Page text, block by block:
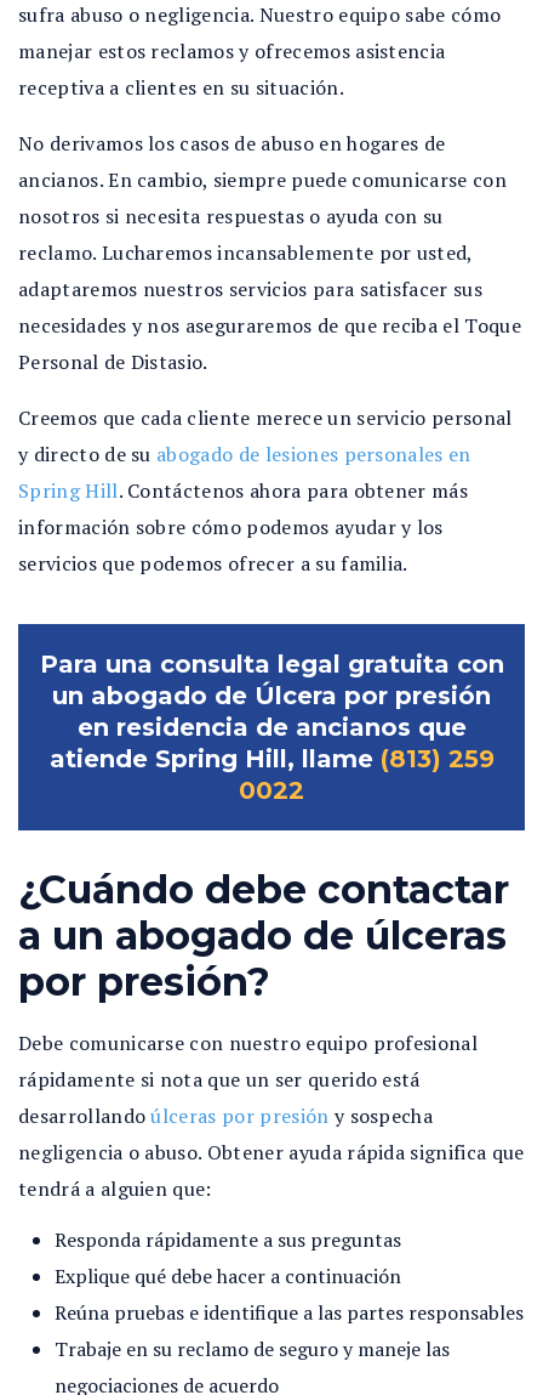
sufra abuso o negligencia. Nuestro equipo sabe cómo
manejar estos reclamos y ofrecemos asistencia
receptiva a clientes en su situación.
No derivamos los casos de abuso en hogares de
ancianos. En cambio, siempre puede comunicarse con
nosotros si necesita respuestas o ayuda con su
reclamo. Lucharemos incansablemente por usted,
adaptaremos nuestros servicios para satisfacer sus
necesidades y nos aseguraremos de que reciba el Toque
Personal de Distasio.
Creemos que cada cliente merece un servicio personal
y directo de su abogado de lesiones personales en
Spring Hill. Contáctenos ahora para obtener más
información sobre cómo podemos ayudar y los
servicios que podemos ofrecer a su familia.
Para una consulta legal gratuita con
un abogado de Úlcera por presión
en residencia de ancianos que
atiende Spring Hill, llame (813) 259
0022
¿Cuándo debe contactar
a un abogado de úlceras
por presión?
Debe comunicarse con nuestro equipo profesional
rápidamente si nota que un ser querido está
desarrollandoúlceras por presión y sospecha
negligencia o abuso. Obtener ayuda rápida significa que
tendrá a alguien que:
Responda rápidamente a sus preguntas
Explique qué debe hacer a continuación
Reúna pruebas e identifique a las partes responsables
Trabaje en su reclamo de seguro y maneje las
negociaciones de acuerdo